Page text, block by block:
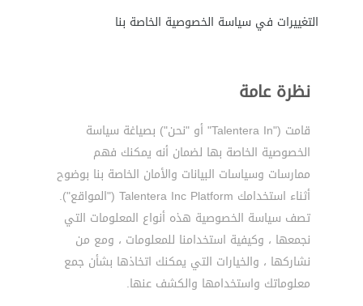
التغييرات في سياسة الخصوصية الخاصة بنا
نظرة عامة
قامت ("Talentera In" أو "نحن") بصياغة سياسة
الخصوصية الخاصة بها لضمان أنه يمكنك فهم
ممارسات وسياسات البيانات والأمان الخاصة بنا بوضوح
أثناء استخدامك Talentera Inc Platform ("المواقع").
تصف سياسة الخصوصية هذه أنواع المعلومات التي
نجمعها ، وكيفية استخدامنا للمعلومات ، ومع من
نشاركها ، والخيارات التي يمكنك اتخاذها بشأن جمع
معلوماتك واستخدامها والكشف عنها.